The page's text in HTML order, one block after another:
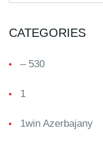
CATEGORIES
– 530
1
1win Azerbajany